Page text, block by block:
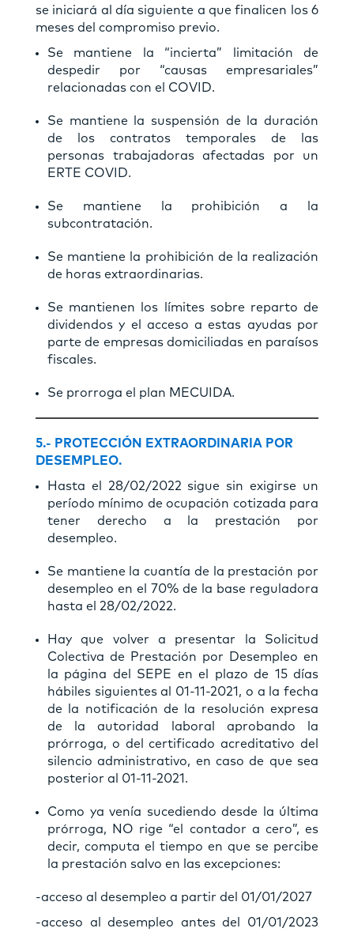
se iniciará al día siguiente a que finalicen los 6
meses del compromiso previo.
Se mantiene la “incierta” limitación de
despedir por “causas empresariales”
relacionadas con el COVID.
Se mantiene la suspensión de la duración
de los contratos temporales de las
personas trabajadoras afectadas por un
ERTE COVID.
Se mantiene la prohibición a la
subcontratación.
Se mantiene la prohibición de la realización
de horas extraordinarias.
Se mantienen los límites sobre reparto de
dividendos y el acceso a estas ayudas por
parte de empresas domiciliadas en paraísos
fiscales.
Se prorroga el plan MECUIDA.
5.- PROTECCIÓN EXTRAORDINARIA POR
DESEMPLEO.
Hasta el 28/02/2022 sigue sin exigirse un
período mínimo de ocupación cotizada para
tener derecho a la prestación por
desempleo.
Se mantiene la cuantía de la prestación por
desempleo en el 70% de la base reguladora
hasta el 28/02/2022.
Hay que volver a presentar la Solicitud
Colectiva de Prestación por Desempleo en
la página del SEPE en el plazo de 15 días
hábiles siguientes al 01-11-2021, o a la fecha
de la notificación de la resolución expresa
de la autoridad laboral aprobando la
prórroga, o del certificado acreditativo del
silencio administrativo, en caso de que sea
posterior al 01-11-2021.
Como ya venía sucediendo desde la última
prórroga, NO rige “el contador a cero”, es
decir, computa el tiempo en que se percibe
la prestación salvo en las excepciones:
-acceso al desempleo a partir del 01/01/2027
-acceso al desempleo antes del 01/01/2023